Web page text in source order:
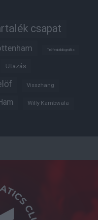
csapat
Trófeabibliográfia
Utazás
Visszhang
Willy Kambwala